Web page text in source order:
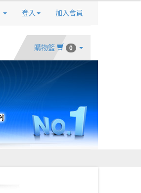
登入 加入會員
購物籃 0